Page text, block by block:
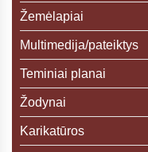
Žemėlapiai
Multimedija/pateiktys
Teminiai planai
Žodynai
Karikatūros